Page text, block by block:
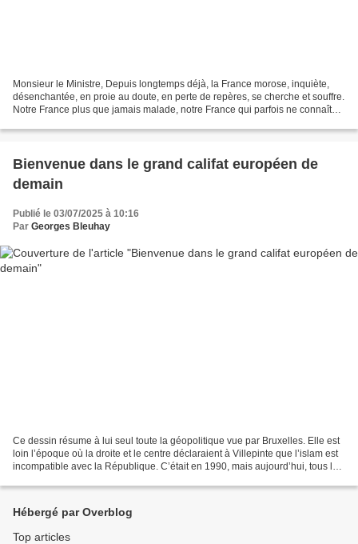
Monsieur le Ministre, Depuis longtemps déjà, la France morose, inquiète,
désenchantée, en proie au doute, en perte de repères, se cherche et souffre.
Notre France plus que jamais malade, notre France qui parfois ne connaît
Bienvenue dans le grand califat européen de
demain
Publié le 03/07/2025 à 10:16
Par Georges Bleuhay
Ce dessin résume à lui seul toute la géopolitique vue par Bruxelles. Elle est
loin l’époque où la droite et le centre déclaraient à Villepinte que l’islam est
incompatible avec la République. C’était en 1990, mais aujourd’hui, tous les
Hébergé par Overblog
Top articles